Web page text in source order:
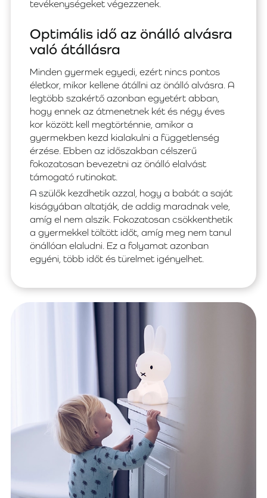
tevékenységeket végezzenek.
Optimális idő az önálló alvásra
való átállásra
Minden gyermek egyedi, ezért nincs pontos
életkor, mikor kellene átállni az önálló alvásra. A
legtöbb szakértő azonban egyetért abban,
hogy ennek az átmenetnek két és négy éves
kor között kell megtörténnie, amikor a
gyermekben kezd kialakulni a függetlenség
érzése. Ebben az időszakban célszerű
fokozatosan bevezetni az önálló elalvást
támogató rutinokat.
A szülők kezdhetik azzal, hogy a babát a saját
kiságyában altatják, de addig maradnak vele,
amíg el nem alszik. Fokozatosan csökkenthetik
a gyermekkel töltött időt, amíg meg nem tanul
önállóan elaludni. Ez a folyamat azonban
egyéni, több időt és türelmet igényelhet.